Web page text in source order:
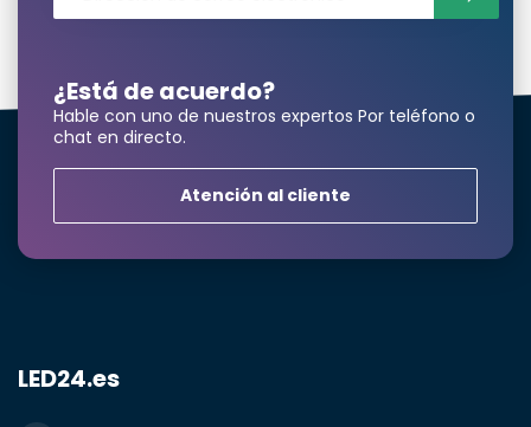
¿Está de acuerdo?
Hable con uno de nuestros expertos Por teléfono o
chat en directo.
Atención al cliente
LED24.es